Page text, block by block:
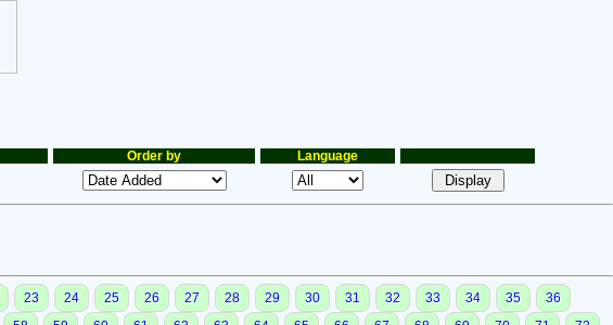
Order by Language
23 24 25 26 27 28 29 30 31 32 33 34 35
36